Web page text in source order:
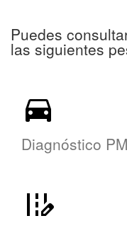
Puedes
las siguientes
Diagnóstico